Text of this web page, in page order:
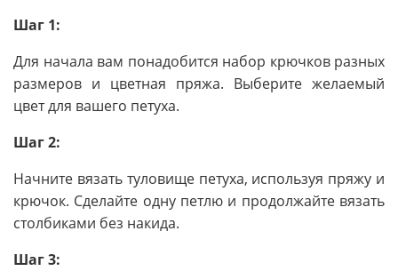
Шаг 1:
Для начала вам понадобится набор крючков разных
размеров и цветная пряжа. Выберите желаемый
цвет для вашего петуха.
Шаг 2:
Начните вязать туловище петуха, используя пряжу и
крючок. Сделайте одну петлю и продолжайте вязать
столбиками без накида.
Шаг 3: